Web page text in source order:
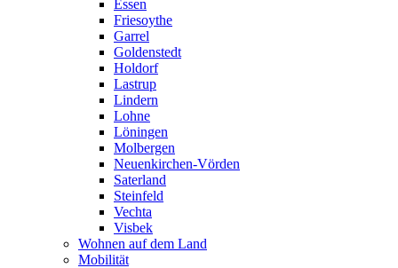
Essen
Friesoythe
Garrel
Goldenstedt
Holdorf
Lastrup
Lindern
Lohne
Löningen
Molbergen
Neuenkirchen-Vörden
Saterland
Steinfeld
Vechta
Visbek
Wohnen auf dem Land
Mobilität